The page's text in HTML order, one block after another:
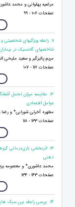
مرضیه پهلوانی و محمد
صفحات 106 - 99
شاخصهای گلاسمیک در بیماران
مریم پالیزگیر و سعید
صفحات 117 - 107
12. مقایسه میزان تحمل
عوامل اقتصادی
مطهره آخرتی شورابی* و رضا
صفحات 133 - 118
13. اثربخشی بازی‌درمانی
ذهنی
محمد عاشوری* و معصومه
صفحات 143 - 134
14. بررسی رابطه بین سبک